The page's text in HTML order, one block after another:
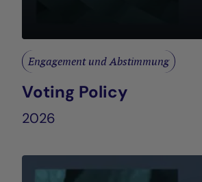
Engagement und Abstimmung
Voting Policy
2026